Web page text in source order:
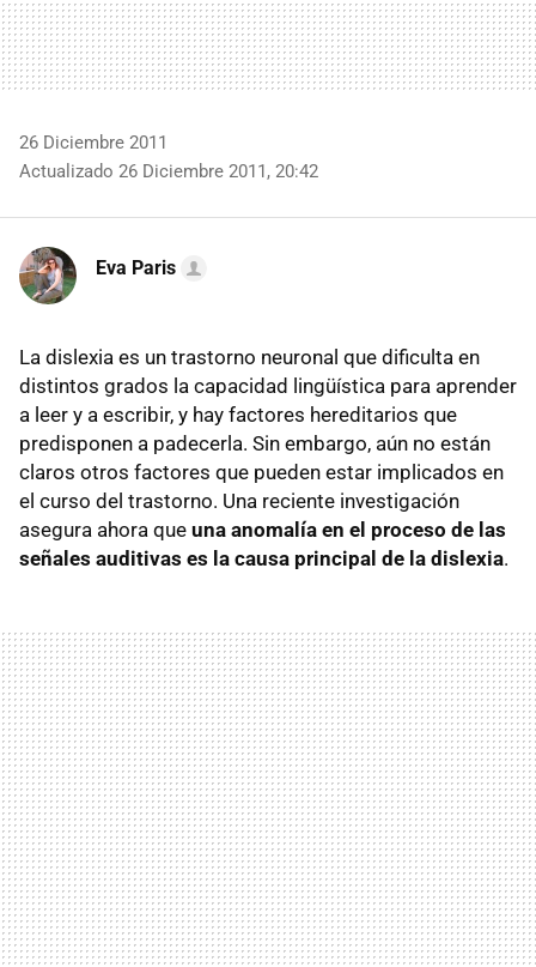
26 Diciembre 2011
Actualizado 26 Diciembre 2011, 20:42
Eva Paris
La dislexia es un trastorno neuronal que dificulta en
distintos grados la capacidad lingüística para aprender
a leer y a escribir, y hay factores hereditarios que
predisponen a padecerla. Sin embargo, aún no están
claros otros factores que pueden estar implicados en
el curso del trastorno. Una reciente investigación
asegura ahora que una anomalía en el proceso de las
señales auditivas es la causa principal de la dislexia.